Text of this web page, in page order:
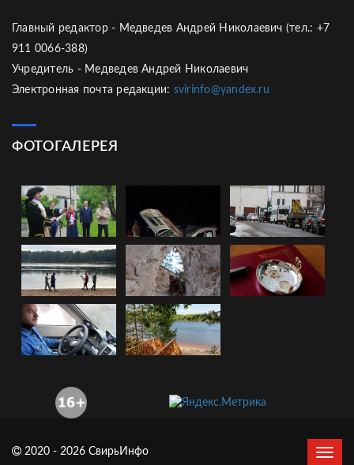
Главный редактор - Медведев Андрей Николаевич (тел.: +7
911 0066-388)
Учредитель - Медведев Андрей Николаевич
Электронная почта редакции: svirinfo@yandex.ru
ФОТОГАЛЕРЕЯ
2020 - 2026 СвирьИнфо